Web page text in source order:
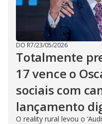
DO R7/23/05/2026
Totalmente
17 vence o
sociais com
lançamento
O reality rural levou o